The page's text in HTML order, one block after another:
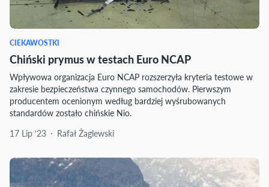
CIEKAWOSTKI
Chiński prymus w testach Euro NCAP
Wpływowa organizacja Euro NCAP rozszerzyła kryteria testowe w
zakresie bezpieczeństwa czynnego samochodów. Pierwszym
producentem ocenionym według bardziej wyśrubowanych
standardów zostało chińskie Nio.
17 Lip ‘23
Rafał Żaglewski